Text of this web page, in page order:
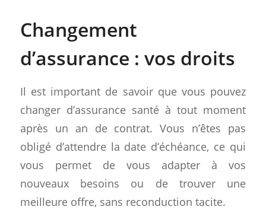
Changement
d’assurance : vos droits
Il est important de savoir que vous pouvez
changer d’assurance santé à tout moment
après un an de contrat. Vous n’êtes pas
obligé d’attendre la date d’échéance, ce qui
vous permet de vous adapter à vos
nouveaux besoins ou de trouver une
meilleure offre, sans reconduction tacite.